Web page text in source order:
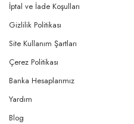
İptal ve İade Koşulları
Gizlilik Politikası
Site Kullanım Şartları
Çerez Politikası
Banka Hesaplarımız
Yardım
Blog